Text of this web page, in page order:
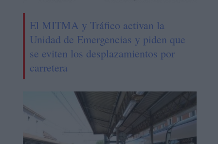
El MITMA y Tráfico activan la
Unidad de Emergencias y piden que
se eviten los desplazamientos por
carretera